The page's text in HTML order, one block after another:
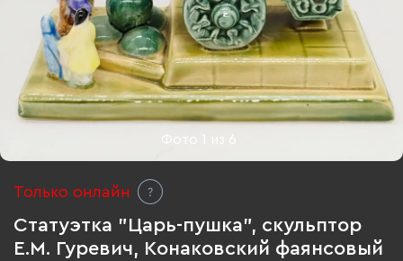
Фото из 6
Только онлайн
Статуэтка "Царь-пушка", скульптор
Е.М. Гуревич, Конаковский фаянсовый